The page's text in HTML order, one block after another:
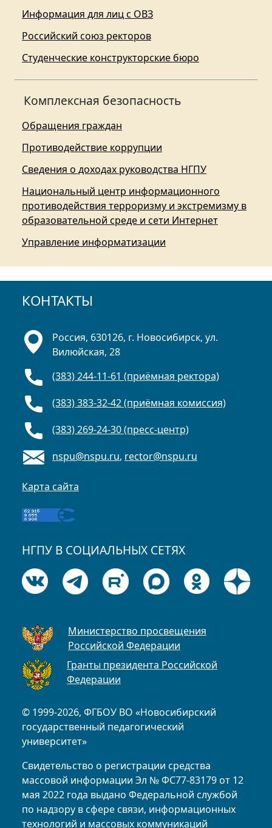
Информация для лиц с ОВЗ
Российский союз ректоров
Студенческие конструкторские бюро
Комплексная безопасность
Обращения граждан
Противодействие коррупции
Сведения о доходах руководства НГПУ
Национальный центр информационного
противодействия терроризму и экстремизму в
образовательной среде и сети Интернет
Управление информатизации
КОНТАКТЫ
© 1999-2026, ФГБОУ ВО «Новосибирский
государственный педагогический
университет»
Свидетельство о регистрации средства
массовой информации Эл № ФС77-83179 от 12
мая 2022 года выдано Федеральной службой
по надзору в сфере связи, информационных
технологий и массовых коммуникаций
Россия, 630126, г. Новосибирск, ул.
Вилюйская, 28
(383) 244-11-61 (приёмная ректора)
(383) 383-32-42 (приёмная комиссия)
(383) 269-24-30 (пресс-центр)
nspu@nspu.ru, rector@nspu.ru
Карта сайта
НГПУ В СОЦИАЛЬНЫХ СЕТЯХ
Министерство просвещения
Российской Федерации
Гранты президента Российской
Федерации